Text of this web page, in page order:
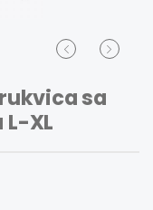
sa
XL